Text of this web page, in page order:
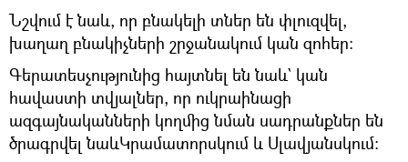
Նշվում է նաև, որ բնակելի տներ են փլուզվել,
խաղաղ բնակիչների շրջանակում կան զոհեր։
Գերատեսչությունից հայտնել են նաև` կան
հավաստի տվյալներ, որ ուկրաինացի
ազգայնականների կողմից նման սադրանքներ են
ծրագրվել նաևԿրամատորսկում և Սլավյանսկում: